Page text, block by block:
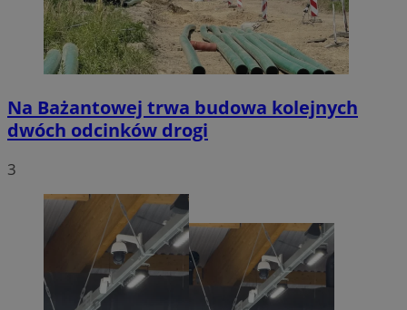
Na Bażantowej trwa budowa kolejnych
dwóch odcinków drogi
3